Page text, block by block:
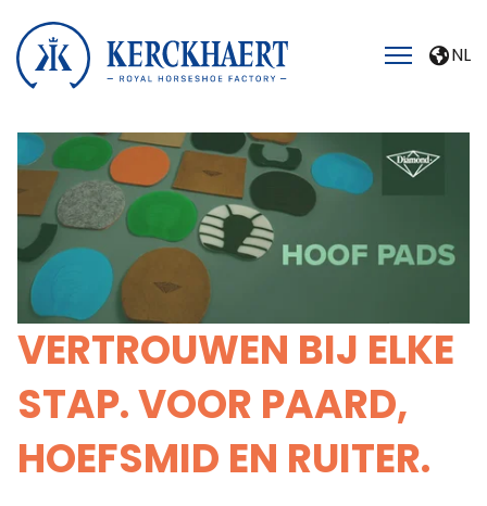
NL
VERTROUWEN BIJ ELKE
STAP. VOOR PAARD,
HOEFSMID EN RUITER.